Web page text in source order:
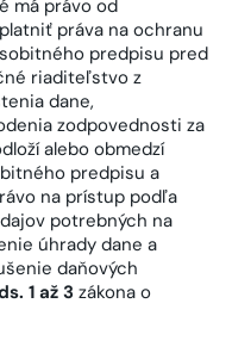
má právo od
práva na ochranu
predpisu pred
riaditeľstvo z
dane,
zodpovednosti za
alebo obmedzí
predpisu a
na prístup podľa
potrebných na
úhrady dane a
daňových
1 až 3 zákona o